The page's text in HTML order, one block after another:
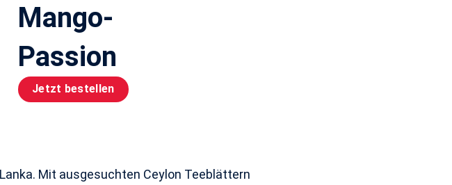
Mango-
Passion
Jetzt bestellen
Mit ausgesuchten Ceylon Teeblättern